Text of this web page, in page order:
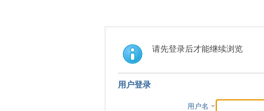
请先登录后才能继续浏览
用户登录
用户名